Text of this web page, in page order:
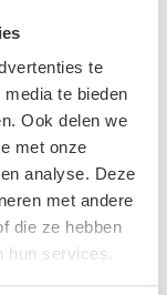
te
te bieden
Ook delen we
met onze
analyse. Deze
met andere
die ze hebben
services.